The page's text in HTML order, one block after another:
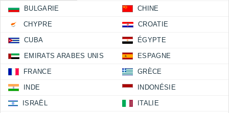
BULGARIE CHINE
CHYPRE CROATIE
CUBA ÉGYPTE
EMIRATS ARABES UNIS ESPAGNE
FRANCE GRÈCE
INDE INDONÉSIE
ISRAËL ITALIE